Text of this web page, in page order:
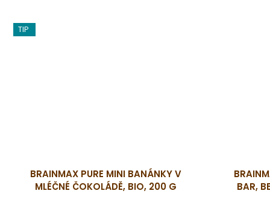
TIP
BRAINMAX PURE MINI BANÁNKY V
MLÉČNÉ ČOKOLÁDĚ, BIO, 200 G
BAR,